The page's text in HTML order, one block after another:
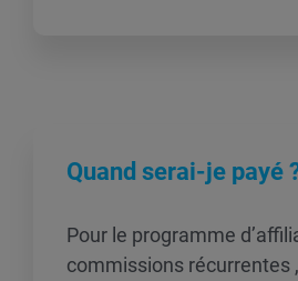
Quand serai-je payé
Pour le programme
commissions récurrentes